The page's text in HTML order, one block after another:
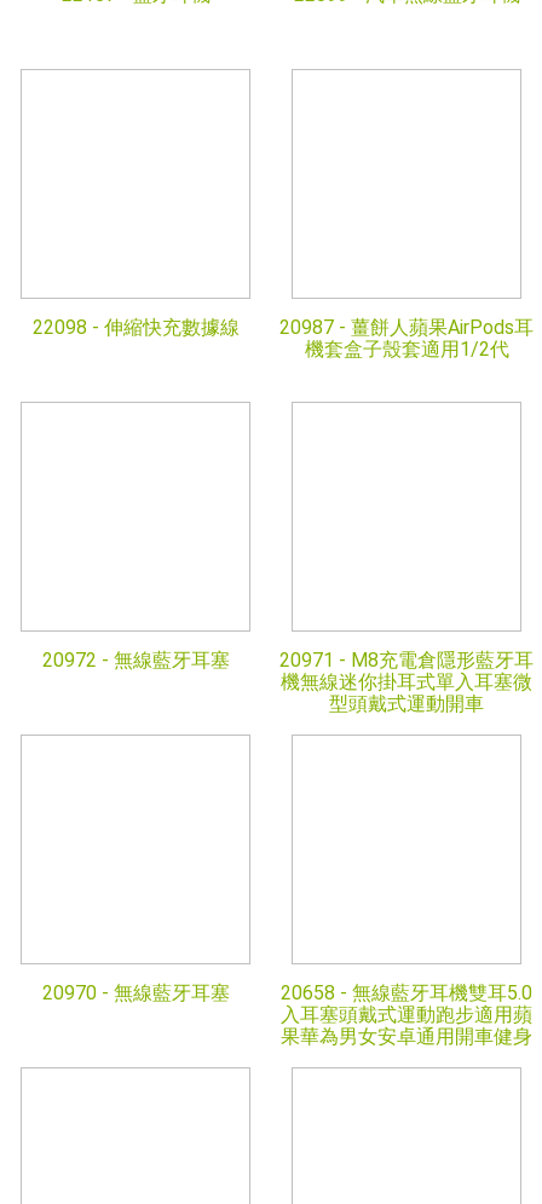
22098 - 伸縮快充數據線 20987 - 薑餅人蘋果AirPods耳
機套盒子殼套適用1/2代
20972 - 無線藍牙耳塞 20971 - M8充電倉隱形藍牙耳
機無線迷你掛耳式單入耳塞微
型頭戴式運動開車
20970 - 無線藍牙耳塞 20658 - 無線藍牙耳機雙耳5.0
入耳塞頭戴式運動跑步適用蘋
果華為男女安卓通用開車健身